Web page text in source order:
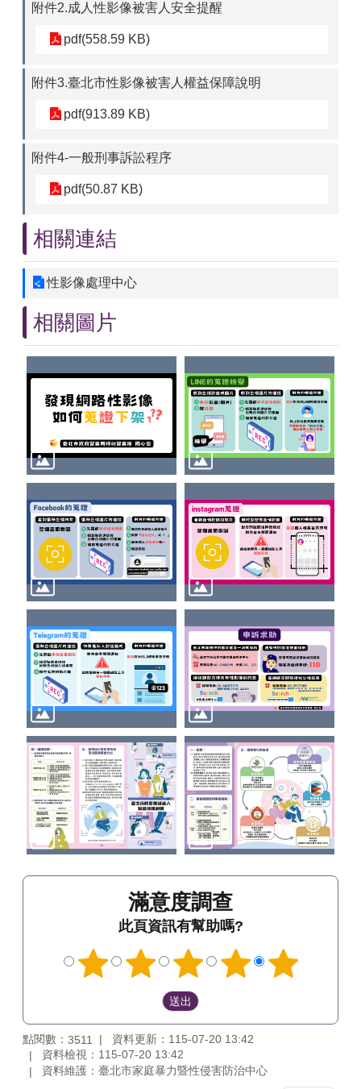
附件2.成人性影像被害人安全提醒
pdf(558.59 KB)
附件3.臺北市性影像被害人權益保障說明
pdf(913.89 KB)
附件4-一般刑事訴訟程序
pdf(50.87 KB)
相關連結
性影像處理中心
相關圖片
滿意度調查
此頁資訊有幫助嗎?
點閱數： 3511
資料更新：115-07-20 13:42
資料檢視：115-07-20 13:42
資料維護：臺北市家庭暴力暨性侵害防治中心